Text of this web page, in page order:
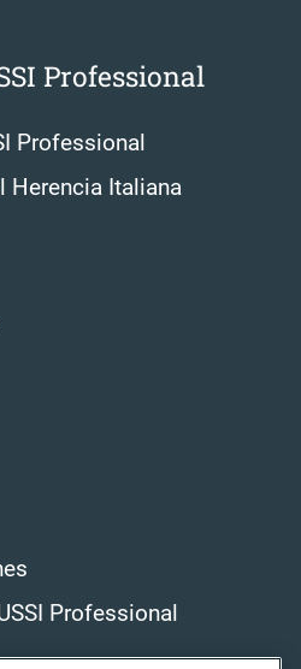
Professional
Professional
Herencia Italiana
Professional